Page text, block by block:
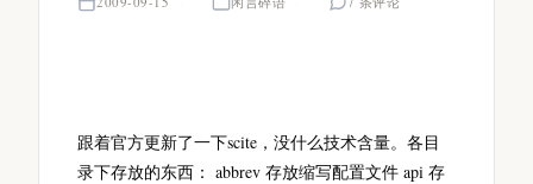
跟着官方更新了一下scite，没什么技术含量。各目
录下存放的东西： abbrev 存放缩写配置文件 api 存